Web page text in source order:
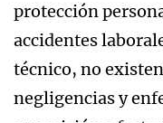
protección
accidentes
técnico, no
negligencias y